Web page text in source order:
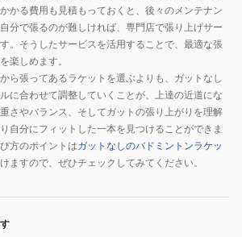
かる費用も見積もっておくと、後々のメンテナン
分で張るのが難しければ、専門店で張り上げサー
。そうしたサービスを活用することで、最適な張
楽しめます。
ら張ってあるラケットを選ぶよりも、ガットなし
に合わせて調整していくことが、上達の近道にな
さやバランス、そしてガットの張り上がりを理解
自分にフィットした一本を見つけることができま
方のポイントはガットなしのバドミントンラケッ
ますので、ぜひチェックしてみてください。